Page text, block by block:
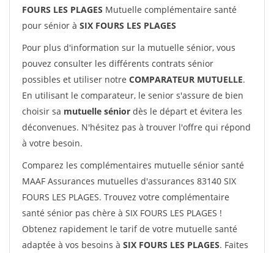
FOURS LES PLAGES Mutuelle complémentaire santé
pour sénior à SIX FOURS LES PLAGES
Pour plus d'information sur la mutuelle sénior, vous
pouvez consulter les différents contrats sénior
possibles et utiliser notre COMPARATEUR MUTUELLE.
En utilisant le comparateur, le senior s'assure de bien
choisir sa mutuelle sénior dès le départ et évitera les
déconvenues. N'hésitez pas à trouver l'offre qui répond
à votre besoin.
Comparez les complémentaires mutuelle sénior santé
MAAF Assurances mutuelles d'assurances 83140 SIX
FOURS LES PLAGES. Trouvez votre complémentaire
santé sénior pas chère à SIX FOURS LES PLAGES !
Obtenez rapidement le tarif de votre mutuelle santé
adaptée à vos besoins à SIX FOURS LES PLAGES. Faites